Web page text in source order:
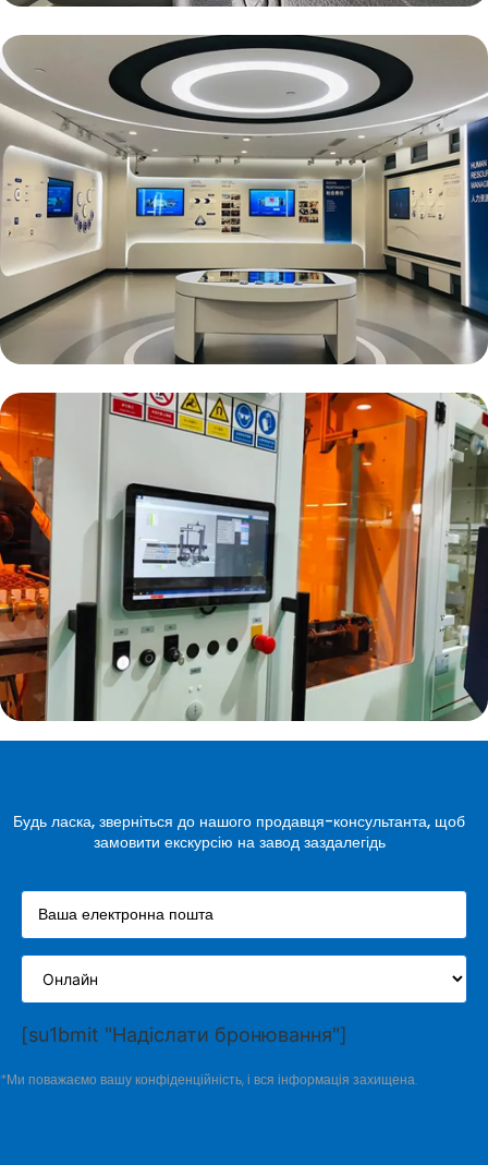
Будь ласка, зверніться до нашого продавця-консультанта, щоб
замовити екскурсію на завод заздалегідь
[su1bmit "Надіслати бронювання"]
*Ми поважаємо вашу конфіденційність, і вся інформація захищена.